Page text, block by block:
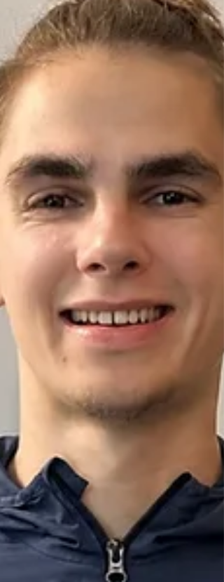
Zusammenarbeit zwischen dem Land
Niedersachsen und seiner südafrikanischen
Partner-Provinz, dem Eastern Cape. Unser
Projekt trägt den Titel „Connecting Civil
Society: Freiwilligenarbeit und Kultu